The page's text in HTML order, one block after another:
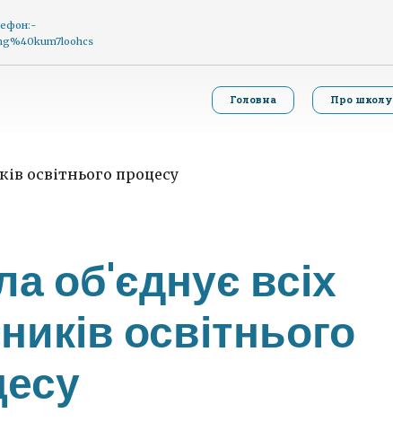
Головна Про школу
об'єднує всіх
освітнього